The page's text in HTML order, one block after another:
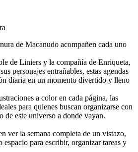
de Macanudo acompañen cada uno
de Liniers y la compañía de Enriqueta,
personajes entrañables, estas agendas
diaria en un momento divertido y lleno
a color en cada página, las
para quienes buscan organizarse con
de este universo a donde vayan.
ver la semana completa de un vistazo,
espacio para escribir, organizar tareas y